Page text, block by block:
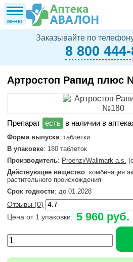
МЕНЮ
Заказывайте по
8 800
Артростоп Рапид плюс
в наличии в
Форма выпуска: таблетки
В упаковке: 180 таблеток
Производитель: Proenzi/Wallmark a.s.
Действующее вещество: комбинация
растительного происхождения
Срок годности: до 01.2028
Отзывы (0)
Цена от 1 упаковки: 5 960 руб.